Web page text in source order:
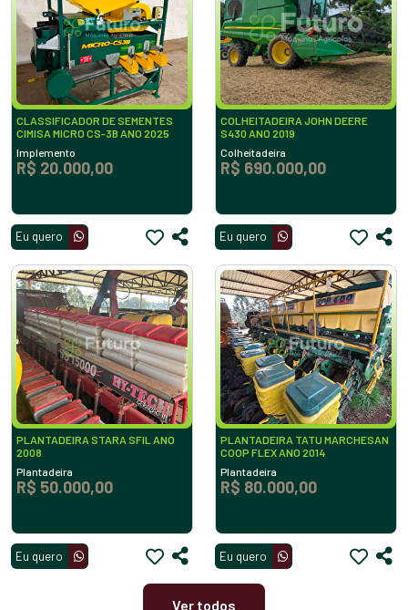
CLASSIFICADOR DE SEMENTES
CIMISA MICRO CS-3B ANO 2025
Implemento
R$ 20.000,00
Eu quero
COLHEITADEIRA JOHN DEERE
S430 ANO 2019
Colheitadeira
R$ 690.000,00
Eu quero
PLANTADEIRA STARA SFIL ANO
2008
Plantadeira
R$ 50.000,00
Eu quero
PLANTADEIRA TATU MARCHESAN
COOP FLEX ANO 2014
Plantadeira
R$ 80.000,00
Eu quero
Ver todos